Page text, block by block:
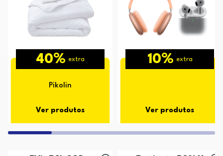
40% extra
Pikolin
Ver produtos
10% extra
Ver produtos